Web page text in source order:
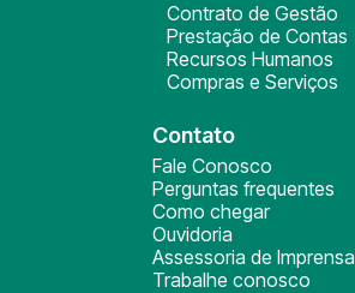
Contrato de Gestão
Prestação de Contas
Recursos Humanos
Compras e Serviços
Contato
Fale Conosco
Perguntas frequentes
Como chegar
Ouvidoria
Assessoria de Imprensa
Trabalhe conosco